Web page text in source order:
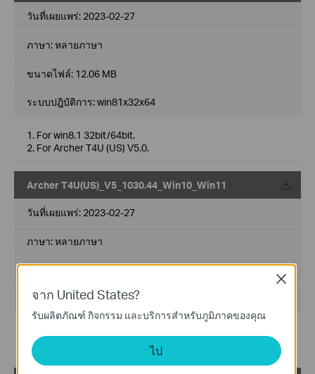
วันที่เผยแพร่: 2023-02-27
ภาษา:หลายภาษา
ขนาดไฟล์: 12.06 MB
ระบบปฎิบัติการ: win81x32x64
1. For win8.1 32bit/64bit.
2. For Archer T4U (US) V5.0.
Archer T4U(US)_V5_1030.44_Win10_Win11
วันที่เผยแพร่: 2023-02-27
ภาษา:หลายภาษา
ระบบปฎิบัติการ: win10x32x64;win11x64
2. For Archer T4U (US) V5.0.
จาก United States?
รับผลิตภัณฑ์ กิจกรรม และบริการสำหรับภูมิภาคของคุณ
ไป
Close